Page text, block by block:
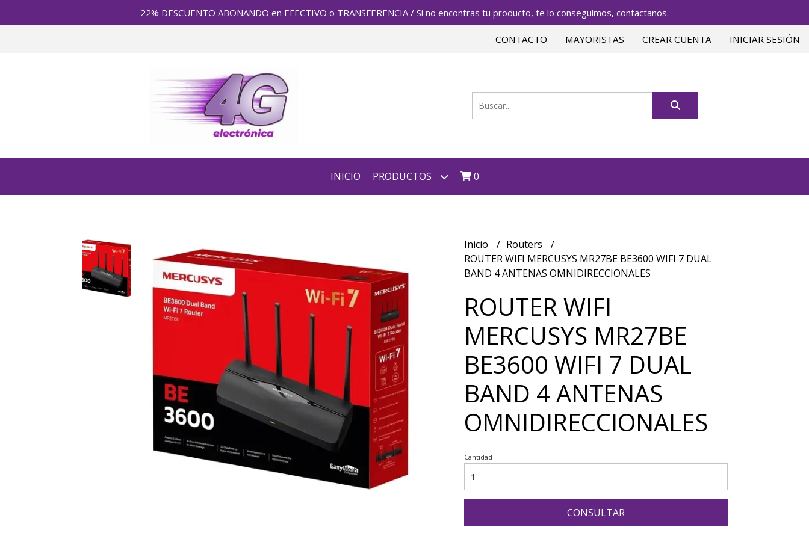
22% DESCUENTO ABONANDO en EFECTIVO o TRANSFERENCIA / Si no encontras tu producto, te lo conseguimos, contactanos.
CONTACTO MAYORISTAS CREAR CUENTA INICIAR SESIÓN
INICIO PRODUCTOS 0
Inicio
Routers
ROUTER WIFI MERCUSYS MR27BE BE3600 WIFI 7 DUAL
BAND 4 ANTENAS OMNIDIRECCIONALES
ROUTER WIFI
MERCUSYS MR27BE
BE3600 WIFI 7 DUAL
BAND 4 ANTENAS
OMNIDIRECCIONALES
Cantidad
CONSULTAR